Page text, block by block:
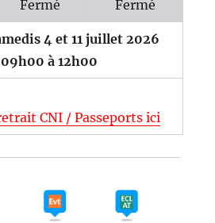
Fermé Fermé
4 et 11 juillet 2026
à 12h00
CNI / Passeports ici